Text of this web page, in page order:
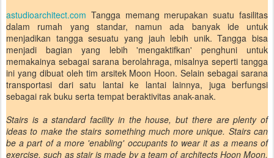
astudioarchitect.com Tangga memang merupakan suatu fasilitas
dalam rumah yang standar, namun ada banyak ide untuk
menjadikan tangga sesuatu yang jauh lebih unik. Tangga bisa
menjadi bagian yang lebih 'mengaktifkan' penghuni untuk
memakainya sebagai sarana berolahraga, misalnya seperti tangga
ini yang dibuat oleh tim arsitek Moon Hoon. Selain sebagai sarana
transportasi dari satu lantai ke lantai lainnya, juga berfungsi
sebagai rak buku serta tempat beraktivitas anak-anak.
Stairs is a standard facility in the house, but there are plenty of
ideas to make the stairs something much more unique. Stairs can
be a part of a more 'enabling' occupants to wear it as a means of
exercise, such as stair is made by a team of architects Hoon Moon.